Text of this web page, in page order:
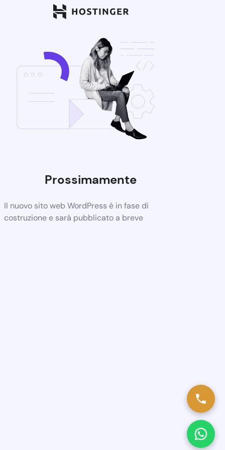
Prossimamente
Il nuovo sito web WordPress è in fase di
costruzione e sarà pubblicato a breve